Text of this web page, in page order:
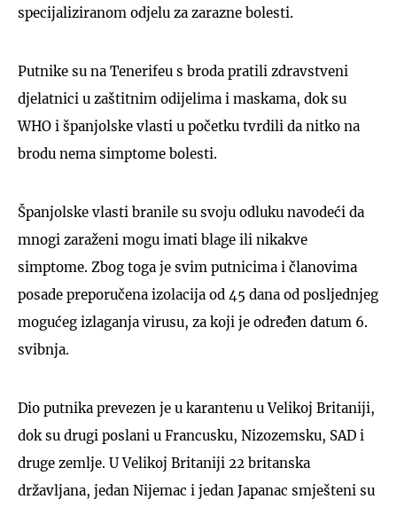
specijaliziranom odjelu za zarazne bolesti.
Putnike su na Tenerifeu s broda pratili zdravstveni
djelatnici u zaštitnim odijelima i maskama, dok su
WHO i španjolske vlasti u početku tvrdili da nitko na
brodu nema simptome bolesti.
Španjolske vlasti branile su svoju odluku navodeći da
mnogi zaraženi mogu imati blage ili nikakve
simptome. Zbog toga je svim putnicima i članovima
posade preporučena izolacija od 45 dana od posljednjeg
mogućeg izlaganja virusu, za koji je određen datum 6.
svibnja.
Dio putnika prevezen je u karantenu u Velikoj Britaniji,
dok su drugi poslani u Francusku, Nizozemsku, SAD i
druge zemlje. U Velikoj Britaniji 22 britanska
državljana, jedan Nijemac i jedan Japanac smješteni su